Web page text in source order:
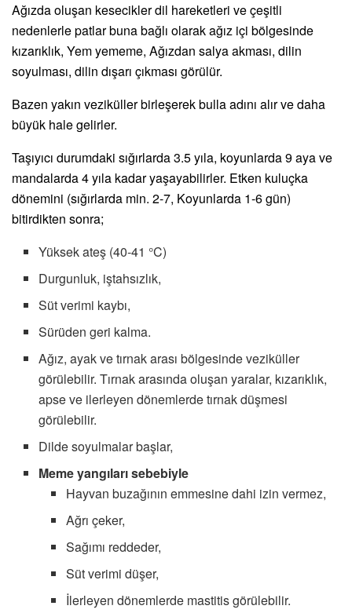
Ağızda oluşan kesecikler dil hareketleri ve çeşitli
nedenlerle patlar buna bağlı olarak ağız içi bölgesinde
kızarıklık, Yem yememe, Ağızdan salya akması, dilin
soyulması, dilin dışarı çıkması görülür.
Bazen yakın veziküller birleşerek bulla adını alır ve daha
büyük hale gelirler.
Taşıyıcı durumdaki sığırlarda 3.5 yıla, koyunlarda 9 aya ve
mandalarda 4 yıla kadar yaşayabilirler. Etken kuluçka
dönemini (sığırlarda min. 2-7, Koyunlarda 1-6 gün)
bitirdikten sonra;
Yüksek ateş (40-41 °C)
Durgunluk, iştahsızlık,
Süt verimi kaybı,
Sürüden geri kalma.
Ağız, ayak ve tırnak arası bölgesinde veziküller
görülebilir. Tırnak arasında oluşan yaralar, kızarıklık,
apse ve ilerleyen dönemlerde tırnak düşmesi
görülebilir.
Dilde soyulmalar başlar,
Meme yangıları sebebiyle
Hayvan buzağının emmesine dahi izin vermez,
Ağrı çeker,
Sağımı reddeder,
Süt verimi düşer,
İlerleyen dönemlerde mastitis görülebilir.